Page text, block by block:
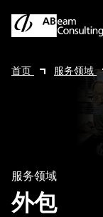
首页 服务领域
外包
服务领域